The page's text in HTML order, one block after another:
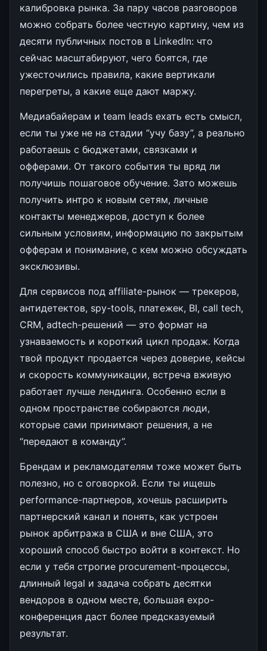
калибровка рынка. За пару часов разговоров
можно собрать более честную картину, чем из
десяти публичных постов в LinkedIn: что
сейчас масштабируют, чего боятся, где
ужесточились правила, какие вертикали
перегреты, а какие еще дают маржу.
Медиабайерам и team leads ехать есть смысл,
если ты уже не на стадии “учу базу”, а реально
работаешь с бюджетами, связками и
офферами. От такого события ты вряд ли
получишь пошаговое обучение. Зато можешь
получить интро к новым сетям, личные
контакты менеджеров, доступ к более
сильным условиям, информацию по закрытым
офферам и понимание, с кем можно обсуждать
эксклюзивы.
Для сервисов под affiliate-рынок — трекеров,
антидетектов, spy-tools, платежек, BI, call tech,
CRM, adtech-решений — это формат на
узнаваемость и короткий цикл продаж. Когда
твой продукт продается через доверие, кейсы
и скорость коммуникации, встреча вживую
работает лучше лендинга. Особенно если в
одном пространстве собираются люди,
которые сами принимают решения, а не
“передают в команду”.
Брендам и рекламодателям тоже может быть
полезно, но с оговоркой. Если ты ищешь
performance-партнеров, хочешь расширить
партнерский канал и понять, как устроен
рынок арбитража в США и вне США, это
хороший способ быстро войти в контекст. Но
если у тебя строгие procurement-процессы,
длинный legal и задача собрать десятки
вендоров в одном месте, большая expo-
конференция даст более предсказуемый
результат.